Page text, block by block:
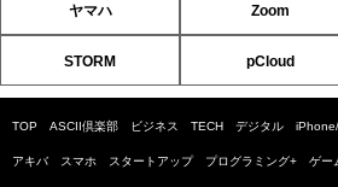
ヤマハ Zoom
STORM pCloud
TOP ASCII倶楽部 ビジネス TECH デジタル
アキバ スマホ スタートアップ プログラミング+ ゲー